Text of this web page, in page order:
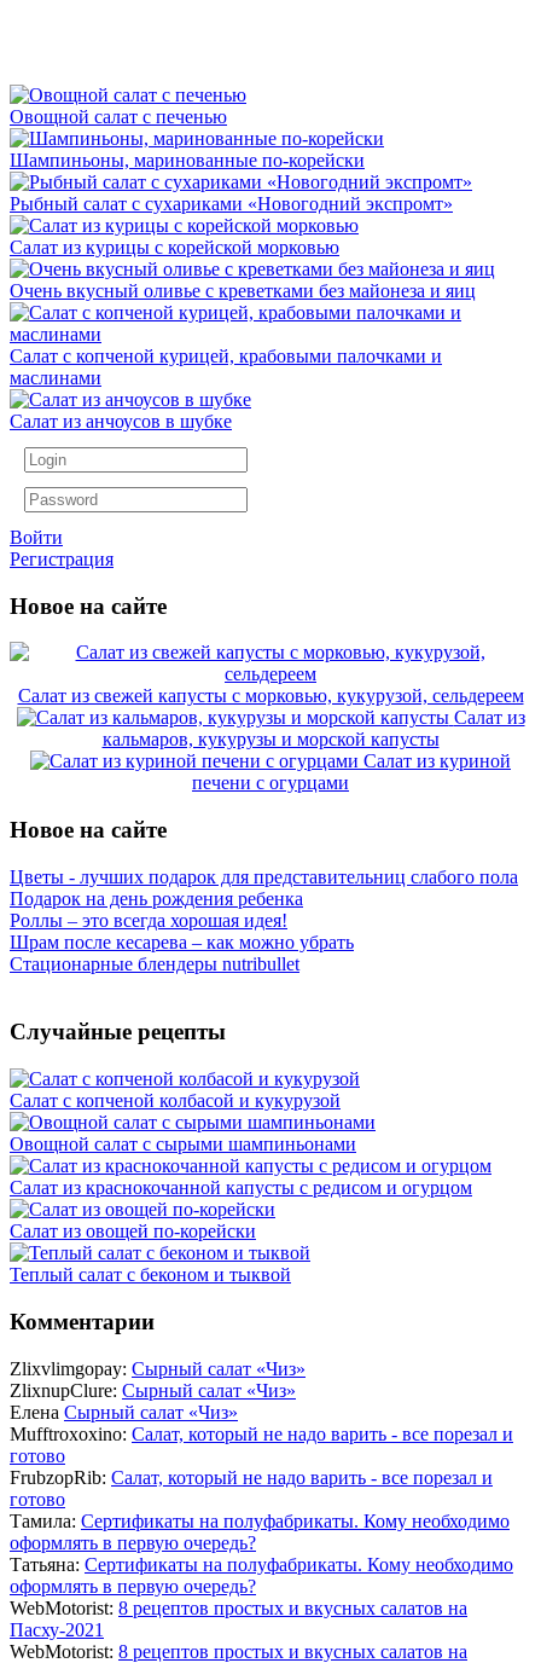
Овощной салат с печенью
Шампиньоны, маринованные по-корейски
Рыбный салат с сухариками «Новогодний экспромт»
Салат из курицы с корейской морковью
Очень вкусный оливье с креветками без майонеза и яиц
Салат с копченой курицей, крабовыми палочками и
маслинами
Салат из анчоусов в шубке
Войти
Регистрация
Новое на сайте
Салат из свежей капусты с морковью, кукурузой, сельдереем
Салат из
кальмаров, кукурузы и морской капусты
Салат из куриной
печени с огурцами
Новое на сайте
Цветы - лучших подарок для представительниц слабого пола
Подарок на день рождения ребенка
Роллы – это всегда хорошая идея!
Шрам после кесарева – как можно убрать
Стационарные блендеры nutribullet
Случайные рецепты
Салат с копченой колбасой и кукурузой
Овощной салат с сырыми шампиньонами
Салат из краснокочанной капусты с редисом и огурцом
Салат из овощей по-корейски
Теплый салат с беконом и тыквой
Комментарии
Zlixvlimgopay: Сырный салат «Чиз»
ZlixnupClure: Сырный салат «Чиз»
Елена Сырный салат «Чиз»
Mufftroxoxino: Салат, который не надо варить - все порезал и
готово
FrubzopRib: Салат, который не надо варить - все порезал и
готово
Тамила: Сертификаты на полуфабрикаты. Кому необходимо
оформлять в первую очередь?
Татьяна: Сертификаты на полуфабрикаты. Кому необходимо
оформлять в первую очередь?
WebMotorist: 8 рецептов простых и вкусных салатов на
Пасху-2021
WebMotorist: 8 рецептов простых и вкусных салатов на